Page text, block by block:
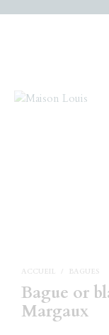
ACCUEIL / BAGUES
Bague or
Margaux